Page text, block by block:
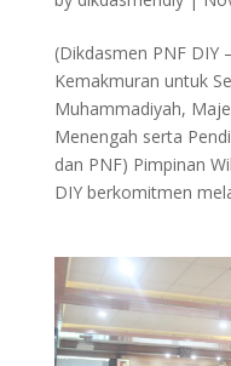
(Dikdasmen PNF DIY
Kemakmuran untuk
Muhammadiyah,
Menengah serta
dan PNF) Pimpinan
DIY berkomitmen